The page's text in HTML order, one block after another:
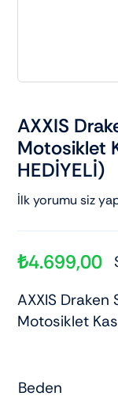
AXXIS
Motosiklet
HEDİYELİ)
İlk yorumu siz
₺4.699,00
AXXIS Draken
Motosiklet
Beden